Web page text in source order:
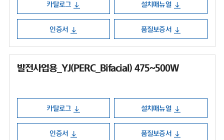
카탈로그 설치매뉴얼
인증서 품질보증서
발전사업용_YJ(PERC_Bifacial) 475~500W
카탈로그 설치매뉴얼
인증서 품질보증서